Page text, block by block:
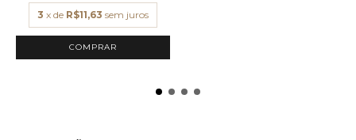
3 x de R$11,63 sem juros
COMPRAR